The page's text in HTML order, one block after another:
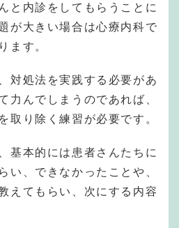
と内診をしてもらうことに
が大きい場合は心療内科で
ます。
対処法を実践する必要があ
力んでしまうのであれば、
取り除く練習が必要です。
基本的には患者さんたちに
い、できなかったことや、
えてもらい、次にする内容